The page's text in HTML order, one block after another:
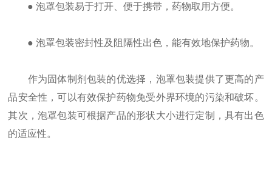
● 泡罩包装易于打开、便于携带，药物取用方便。
● 泡罩包装密封性及阻隔性出色，能有效地保护药物。
作为固体制剂包装的优选择，泡罩包装提供了更高的产
品安全性，可以有效保护药物免受外界环境的污染和破坏。
其次，泡罩包装可根据产品的形状大小进行定制，具有出色
的适应性。